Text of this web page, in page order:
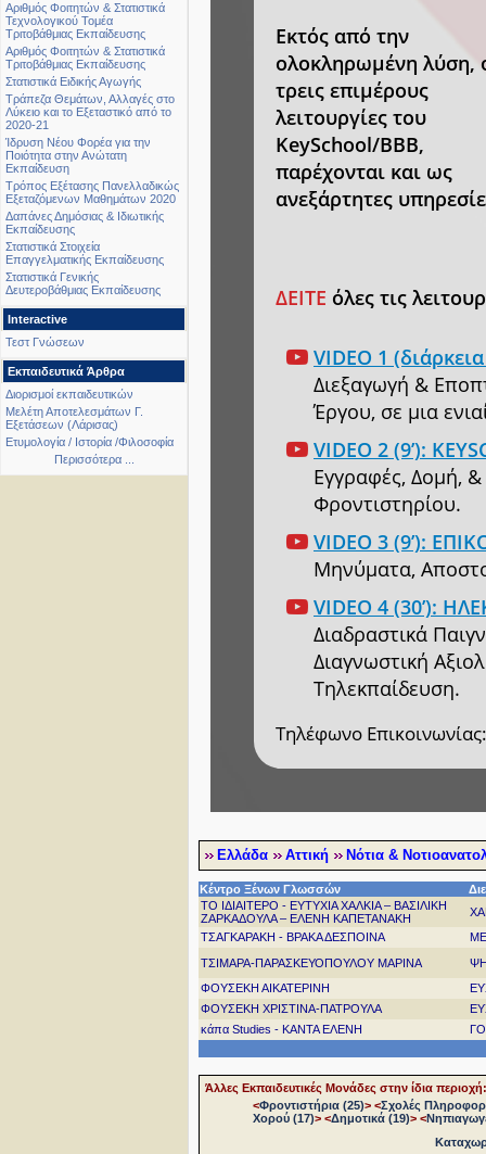
Αριθμός Φοιτητών & Στατιστικά
Τεχνολογικού Τομέα
Τριτοβάθμιας Εκπαίδευσης
Αριθμός Φοιτητών & Στατιστικά
Τριτοβάθμιας Εκπαίδευσης
Στατιστικά Ειδικής Αγωγής
Τράπεζα Θεμάτων, Αλλαγές στο
Λύκειο και το Εξεταστικό από το
2020-21
Ίδρυση Νέου Φορέα για την
Ποιότητα στην Ανώτατη
Εκπαίδευση
Τρόπος Εξέτασης Πανελλαδικώς
Εξεταζόμενων Μαθημάτων 2020
Δαπάνες Δημόσιας & Ιδιωτικής
Εκπαίδευσης
Στατιστικά Στοιχεία
Επαγγελματικής Εκπαίδευσης
Στατιστικά Γενικής
Δευτεροβάθμιας Εκπαίδευσης
Interactive
Τεστ Γνώσεων
Εκπαιδευτικά Άρθρα
Διορισμοί εκπαιδευτικών
Μελέτη Αποτελεσμάτων Γ.
Εξετάσεων (Λάρισας)
Ετυμολογία / Ιστορία /Φιλοσοφία
Περισσότερα ...
Εκτός από την
ολοκληρωμένη λύση,
τρεις επιμέρους
λειτουργίες του
KeySchool/BBB,
παρέχονται και ως
ανεξάρτητες
ΔΕΙΤΕ όλες τις
VIDEO 1
Διεξαγωγή &
Έργου, σε μια
VIDEO 2 (9’):
Εγγραφές, Δομή,
Φροντιστηρίου.
VIDEO 3 (9’):
Μηνύματα,
VIDEO 4 (30’):
Διαδραστικά
Διαγνωστική
Τηλεκπαίδευση.
Τηλέφωνο
Ελλάδα Αττική Νότια &
Κέντρο Ξένων Γλωσσών
ΤΟ ΙΔΙΑΙΤΕΡΟ - ΕΥΤΥΧΙΑ ΧΑΛΚΙΑ – ΒΑΣΙΛΙΚΗ
ΖΑΡΚΑΔΟΥΛΑ – ΕΛΕΝΗ ΚΑΠΕΤΑΝΑΚΗ
ΤΣΑΓΚΑΡΑΚΗ - ΒΡΑΚΑ ΔΕΣΠΟΙΝΑ
ΤΣΙΜΑΡΑ-ΠΑΡΑΣΚΕΥΟΠΟΥΛΟΥ ΜΑΡΙΝΑ
ΦΟΥΣΕΚΗ ΑΙΚΑΤΕΡΙΝΗ
ΦΟΥΣΕΚΗ ΧΡΙΣΤΙΝΑ-ΠΑΤΡΟΥΛΑ
κάπα Studies - ΚΑΝΤΑ ΕΛΕΝΗ
Άλλες Εκπαιδευτικές Μονάδες στην ίδια περιοχή:
<Φροντιστήρια (25)> <Σχολές
Χορού (17)> <Δημοτικά (19)> <